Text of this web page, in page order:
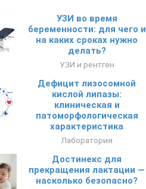
УЗИ во время
беременности: для чего и
на каких сроках нужно
делать?
УЗИ и рентген
Дефицит лизосомной
кислой липазы:
клиническая и
патоморфологическая
характеристика
Лаборатория
Достинекс для
прекращения лактации —
насколько безопасно?